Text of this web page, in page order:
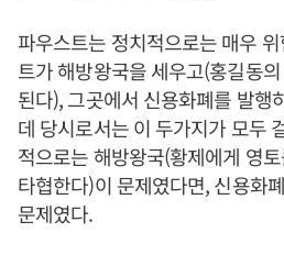
파우스트는 정치적으로는 매우
트가 해방왕국을 세우고(홍길동
된다), 그곳에서 신용화폐를 발행
데 당시로서는 이 두가지가 모두
적으로는 해방왕국(황제에게 영
타협한다)이 문제였다면, 신용화
문제였다.